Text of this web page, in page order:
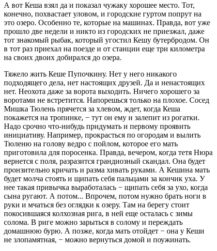
А вот Кеша взял да и показал чужаку хорошее место. Тот,
конечно, похвастает уловом, и городские гуртом попрут на
это озеро. Особенно те, которые на машинах. Правда, вот уже
прошло две недели и никто из городских не приезжал, даже
тот знакомый рыбак, который угостил Кешу бутербродом. Он
в тот раз приехал на поезде и от станции еще три километра
на своих двоих добирался до озера.
Тяжело жить Кеше Пупочкину. Нет у него никакого
подходящего дела, нет настоящих друзей. Да и ненастоящих
нет. Неохота даже за ворота выходить. Ничего хорошего за
воротами не встретится. Напорешься только на плохое. Сосед
Мишка Тюлень прячется за хлевом, ждет, когда Кеша
покажется на тропинке, − тут он ему и залепит из рогатки.
Надо срочно что-нибудь придумать и первому проявить
инициативу. Например, прокрасться по огородам и вылить
Тюленю на голову ведро с пойлом, которое его мать
приготовила для поросенка. Правда, вечером, когда тетя Нюра
вернется с поля, разразится грандиозный скандал. Она будет
пронзительно кричать и разма хивать руками. А Кешина мать
будет молча стоять и щипать себя пальцами за кончик уха. У
нее такая привычка выработалась − щипать себя за ухо, когда
сына ругают. А потом... Впрочем, потом нужно брать ноги в
руки и мчаться без оглядки к озеру. Там на берегу стоит
покосившаяся колхозная рига, в ней еще осталась с зимы
солома. В риге можно зарыться в солому и переждать
домашнюю бурю. А позже, когда мать отойдет − она у Кеши
не злопамятная, − можно вернуться домой и поужинать.